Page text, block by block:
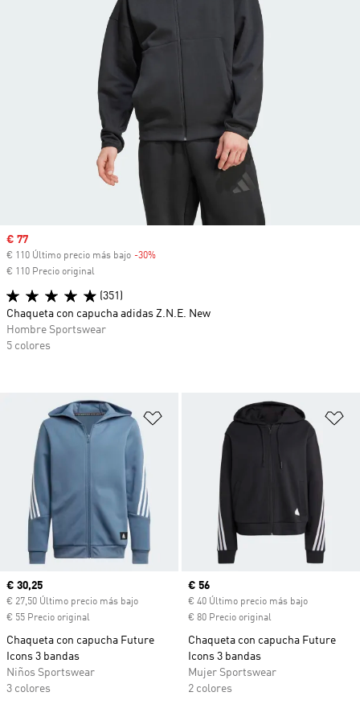
Añadir a la lista de deseos
Precio actual
€ 30,25
€ 27,50 Último precio más bajo
€ 55 Precio original
Chaqueta con capucha Future
Icons 3 bandas
Niños Sportswear
3 colores
Precio actual
€ 56
€ 40 Último precio más bajo
€ 80 Precio original
Chaqueta con capucha Future
Icons 3 bandas
Mujer Sportswear
2 colores
Precio de venta
€ 77
€ 110 Último precio más bajo -30%
€ 110 Precio original
(351)
Chaqueta con capucha adidas Z.N.E. New
Hombre Sportswear
5 colores